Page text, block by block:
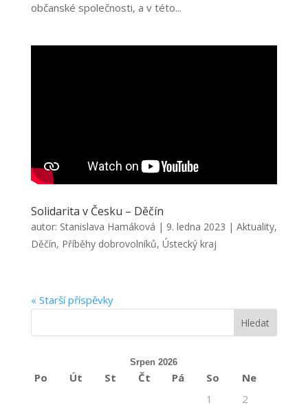
občanské společnosti, a v této...
Solidarita v Česku – Děčín
autor: Stanislava Hamáková | 9. ledna 2023 | Aktuality,
Děčín, Příběhy dobrovolníků, Ústecký kraj
« Starší příspěvky
Srpen 2026
Po Út St Čt Pá So
Ne
1
2